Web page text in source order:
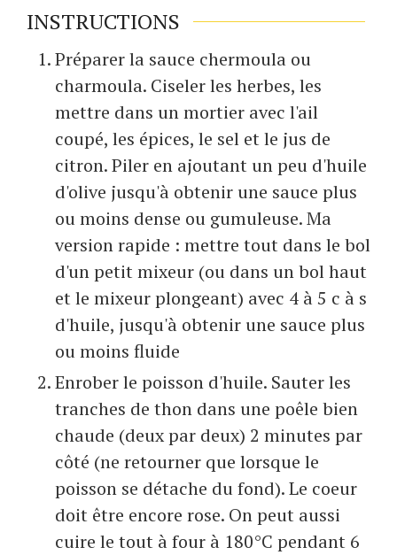
INSTRUCTIONS
Préparer la sauce chermoula ou
charmoula. Ciseler les herbes, les
mettre dans un mortier avec l'ail
coupé, les épices, le sel et le jus de
citron. Piler en ajoutant un peu d'huile
d'olive jusqu'à obtenir une sauce plus
ou moins dense ou gumuleuse. Ma
version rapide : mettre tout dans le bol
d'un petit mixeur (ou dans un bol haut
et le mixeur plongeant) avec 4 à 5 c à s
d'huile, jusqu'à obtenir une sauce plus
ou moins fluide
Enrober le poisson d'huile. Sauter les
tranches de thon dans une poêle bien
chaude (deux par deux) 2 minutes par
côté (ne retourner que lorsque le
poisson se détache du fond). Le coeur
doit être encore rose. On peut aussi
cuire le tout à four à 180°C pendant 6